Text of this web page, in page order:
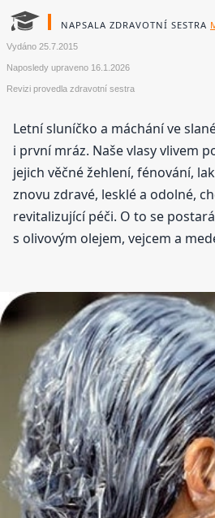
NAPSALA ZDRAVOTNÍ SESTRA
Vydáno 25.7.2015
Naposledy upraveno 16.1.2026
Revizi provedla zdravotní sestra
Letní sluníčko a máchání ve
i první mráz. Naše vlasy vlivem
jejich věčné žehlení, fénování,
znovu zdravé, lesklé a odolné,
revitalizující péči. O to se
s olivovým olejem, vejcem a